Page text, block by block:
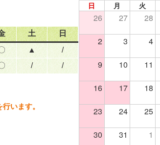
土
日
▲
/
/ /
います。
日 月 火
26 27 28
2 3 4
9 10 11
16 17 18
23 24 25
30 31 1